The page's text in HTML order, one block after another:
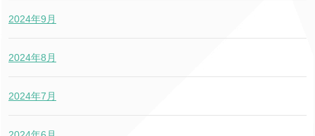
2024年9月
2024年8月
2024年7月